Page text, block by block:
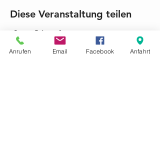
Diese Veranstaltung teilen
Anrufen Email Facebook Anfahrt